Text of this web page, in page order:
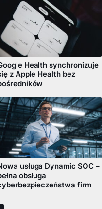
Health synchronizuje
z Apple Health bez
usługa Dynamic SOC –
obsługa
firm